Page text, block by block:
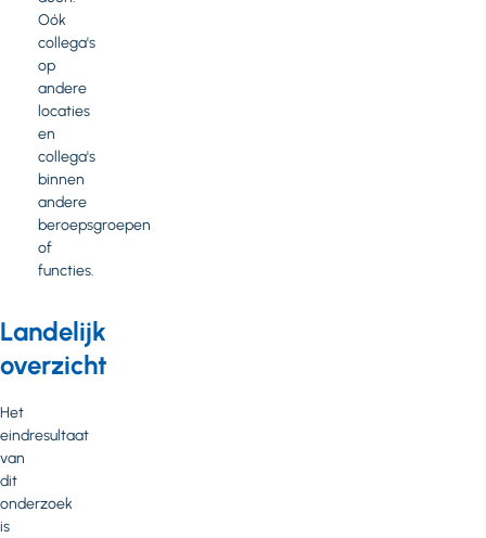
Oók
collega's
op
andere
locaties
en
collega's
binnen
andere
beroepsgroepen
of
functies.
Landelijk
overzicht
Het
eindresultaat
van
dit
onderzoek
is